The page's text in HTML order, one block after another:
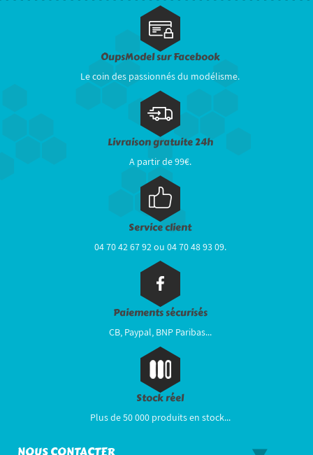
OupsModel sur Facebook
Le coin des passionnés du modélisme.
Livraison gratuite 24h
A partir de 99€.
Service client
04 70 42 67 92 ou 04 70 48 93 09.
Paiements sécurisés
CB, Paypal, BNP Paribas...
Stock réel
Plus de 50 000 produits en stock...